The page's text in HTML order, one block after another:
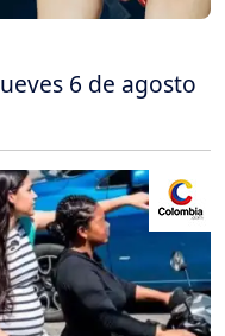
6 de agosto